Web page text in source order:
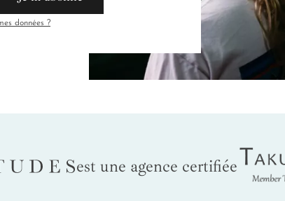
données ?
est une agence certifiée